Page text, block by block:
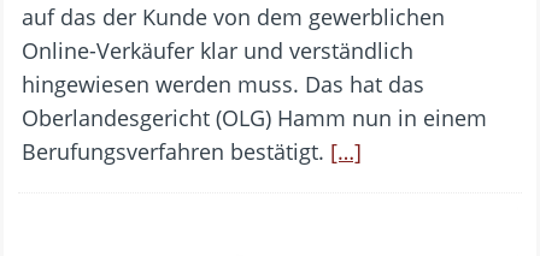
auf das der Kunde von dem gewerblichen
Online-Verkäufer klar und verständlich
hingewiesen werden muss. Das hat das
Oberlandesgericht (OLG) Hamm nun in einem
Berufungsverfahren bestätigt. […]